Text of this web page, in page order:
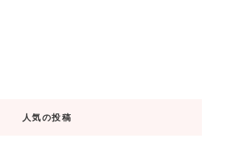
人気の投稿